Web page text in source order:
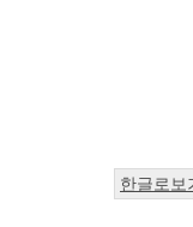
한글로보